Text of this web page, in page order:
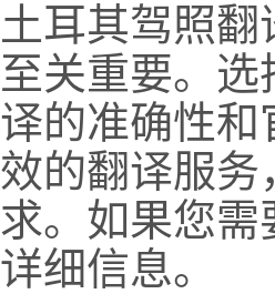
土耳其驾照
至关重要。
译的准确性和
效的翻译服
求。如果您
详细信息。